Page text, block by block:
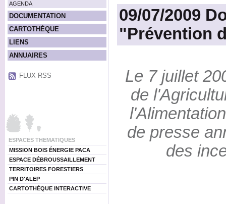
AGENDA
DOCUMENTATION
CARTOTHÈQUE
LIENS
ANNUAIRES
FLUX RSS
ESPACES THEMATIQUES
MISSION BOIS ÉNERGIE PACA
ESPACE DÉBROUSSAILLEMENT
TERRITOIRES FORESTIERS
PIN D'ALEP
CARTOTHÈQUE INTERACTIVE
09/07/2009
"Prévention
Le 7 juillet
de
de presse
des